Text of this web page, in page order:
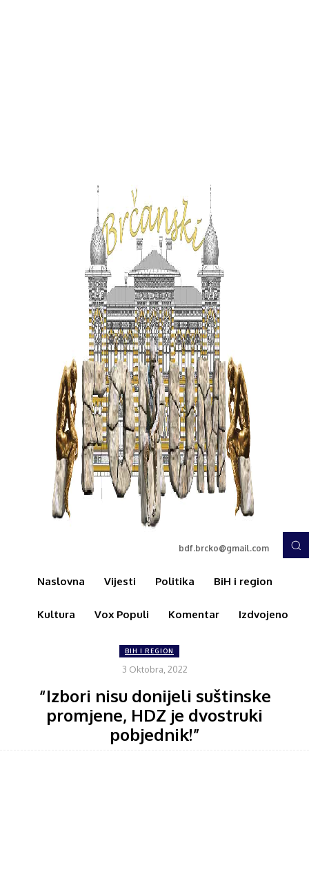
bdf.brcko@gmail.com
Naslovna Vijesti Politika BiH i region
Kultura Vox Populi Komentar Izdvojeno
BIH I REGION
3 Oktobra, 2022
“Izbori nisu donijeli suštinske
promjene, HDZ je dvostruki
pobjednik!”